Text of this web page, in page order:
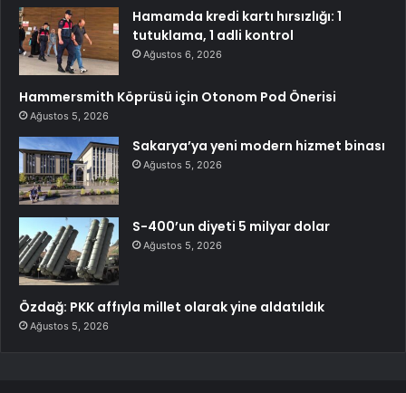
Hamamda kredi kartı hırsızlığı: 1
tutuklama, 1 adli kontrol
Ağustos 6, 2026
Hammersmith Köprüsü için Otonom Pod Önerisi
Ağustos 5, 2026
Sakarya’ya yeni modern hizmet binası
Ağustos 5, 2026
S-400’un diyeti 5 milyar dolar
Ağustos 5, 2026
Özdağ: PKK affıyla millet olarak yine aldatıldık
Ağustos 5, 2026